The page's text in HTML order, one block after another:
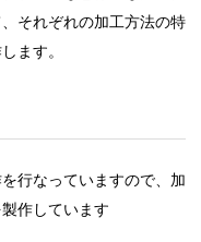
それぞれの加工方法の特
ます。
行なっていますので、加
作しています